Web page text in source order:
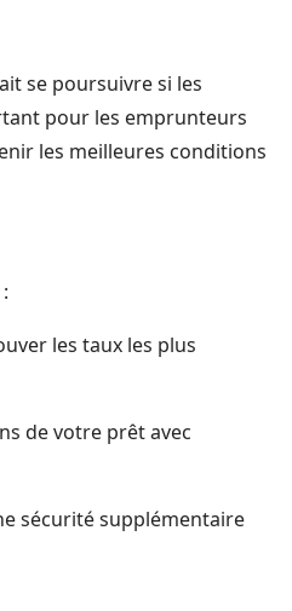
se poursuivre si les
pour les emprunteurs
les meilleures conditions
les taux les plus
de votre prêt avec
sécurité supplémentaire